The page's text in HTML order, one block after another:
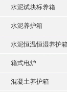
水泥试块标养箱
水泥养护箱
水泥恒温恒湿养护
箱式电炉
混凝土养护箱